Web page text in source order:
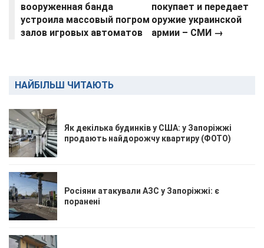
вооруженная банда
устроила массовый погром
залов игровых автоматов
покупает и передает
оружие украинской
армии – СМИ →
НАЙБІЛЬШ ЧИТАЮТЬ
Як декілька будинків у США: у Запоріжжі
продають найдорожчу квартиру (ФОТО)
Росіяни атакували АЗС у Запоріжжі: є
поранені